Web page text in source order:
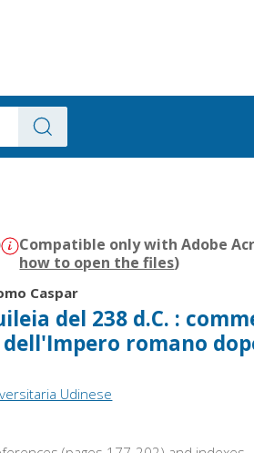
Compatible only with Adobe
how to open the files)
Caspar
del 238 d.C. :
romano
Udinese